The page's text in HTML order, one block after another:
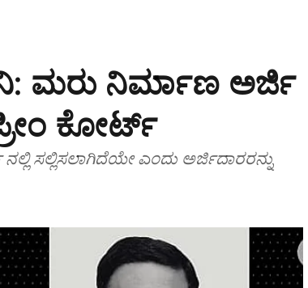
ಮರು ನಿರ್ಮಾಣ ಅರ್ಜಿ
ಕೋರ್ಟ್‌
ಸಲ್ಲಿಸಲಾಗಿದೆಯೇ ಎಂದು ಅರ್ಜಿದಾರರನ್ನು